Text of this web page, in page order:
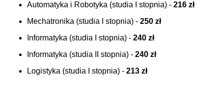
Automatyka i Robotyka (studia I stopnia) - 216 zł
Mechatronika (studia I stopnia) - 250 zł
Informatyka (studia I stopnia) - 240 zł
Informatyka (studia II stopnia) - 240 zł
Logistyka (studia I stopnia) - 213 zł